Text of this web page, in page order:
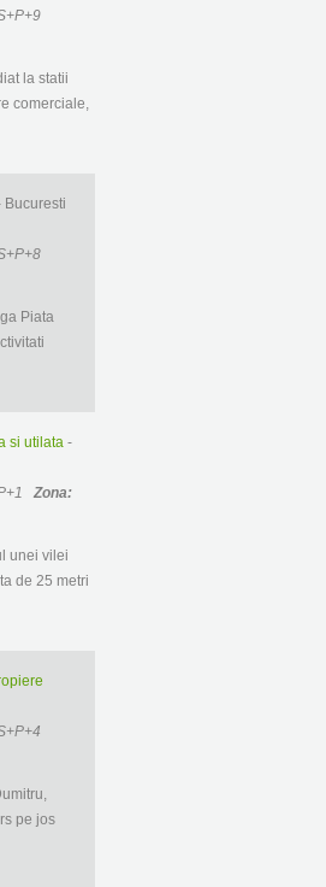
la statii
comerciale,
Bucuresti
Piata
si utilata-
Zona:
unei vilei
de 25 metri
pe jos